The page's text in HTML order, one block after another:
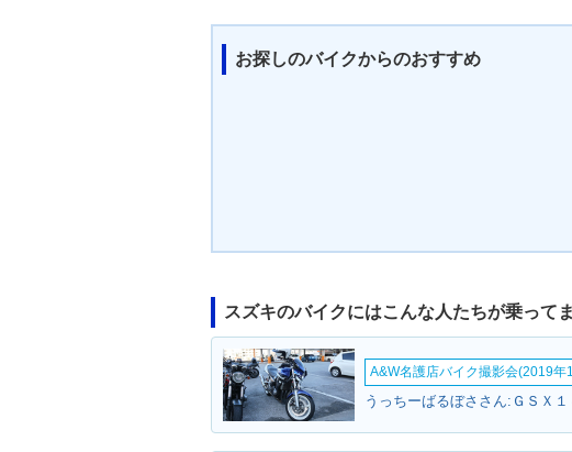
お探しのバイクからのおすすめ
スズキのバイクにはこんな人たちが乗って
A&W名護店バイク撮影会(2019年
うっちーばるぼささん:ＧＳＸ